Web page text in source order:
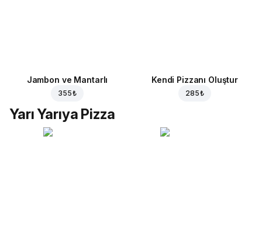
Jambon ve Mantarlı
355 ₺
Kendi Pizzanı Oluştur
285 ₺
Yarı Yarıya Pizza